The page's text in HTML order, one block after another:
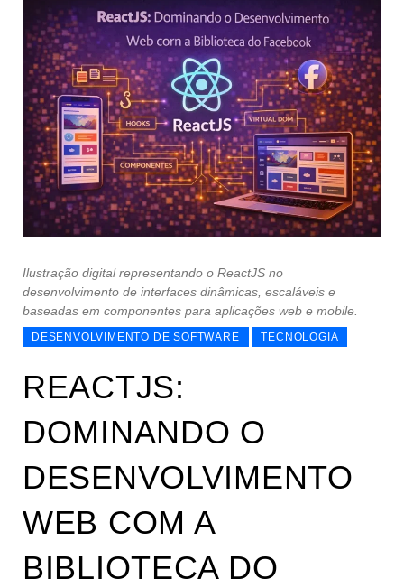
Ilustração digital representando o ReactJS no
desenvolvimento de interfaces dinâmicas, escaláveis e
baseadas em componentes para aplicações web e mobile.
DESENVOLVIMENTO DE SOFTWARE TECNOLOGIA
REACTJS:
DOMINANDO O
DESENVOLVIMENTO
WEB COM A
BIBLIOTECA DO